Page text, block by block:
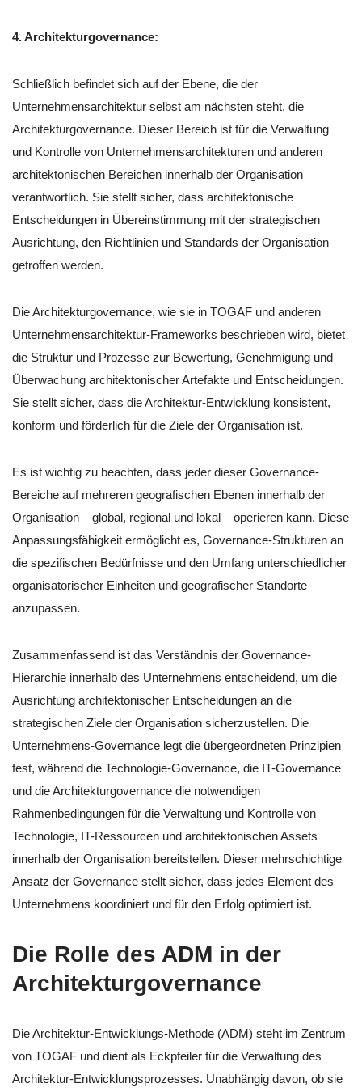
4. Architekturgovernance:
Schließlich befindet sich auf der Ebene, die der
Unternehmensarchitektur selbst am nächsten steht, die
Architekturgovernance. Dieser Bereich ist für die Verwaltung
und Kontrolle von Unternehmensarchitekturen und anderen
architektonischen Bereichen innerhalb der Organisation
verantwortlich. Sie stellt sicher, dass architektonische
Entscheidungen in Übereinstimmung mit der strategischen
Ausrichtung, den Richtlinien und Standards der Organisation
getroffen werden.
Die Architekturgovernance, wie sie in TOGAF und anderen
Unternehmensarchitektur-Frameworks beschrieben wird, bietet
die Struktur und Prozesse zur Bewertung, Genehmigung und
Überwachung architektonischer Artefakte und Entscheidungen.
Sie stellt sicher, dass die Architektur-Entwicklung konsistent,
konform und förderlich für die Ziele der Organisation ist.
Es ist wichtig zu beachten, dass jeder dieser Governance-
Bereiche auf mehreren geografischen Ebenen innerhalb der
Organisation – global, regional und lokal – operieren kann. Diese
Anpassungsfähigkeit ermöglicht es, Governance-Strukturen an
die spezifischen Bedürfnisse und den Umfang unterschiedlicher
organisatorischer Einheiten und geografischer Standorte
anzupassen.
Zusammenfassend ist das Verständnis der Governance-
Hierarchie innerhalb des Unternehmens entscheidend, um die
Ausrichtung architektonischer Entscheidungen an die
strategischen Ziele der Organisation sicherzustellen. Die
Unternehmens-Governance legt die übergeordneten Prinzipien
fest, während die Technologie-Governance, die IT-Governance
und die Architekturgovernance die notwendigen
Rahmenbedingungen für die Verwaltung und Kontrolle von
Technologie, IT-Ressourcen und architektonischen Assets
innerhalb der Organisation bereitstellen. Dieser mehrschichtige
Ansatz der Governance stellt sicher, dass jedes Element des
Unternehmens koordiniert und für den Erfolg optimiert ist.
Die Rolle des ADM in der
Architekturgovernance
Die Architektur-Entwicklungs-Methode (ADM) steht im Zentrum
von TOGAF und dient als Eckpfeiler für die Verwaltung des
Architektur-Entwicklungsprozesses. Unabhängig davon, ob sie